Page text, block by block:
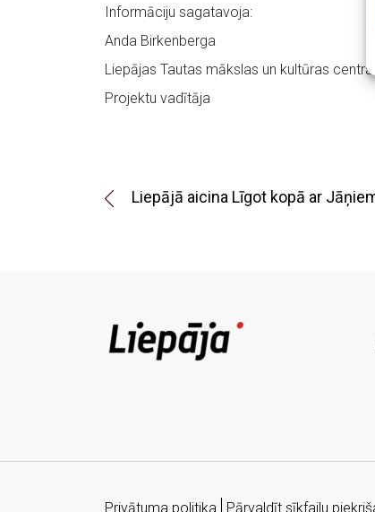
Informāciju sagatavoja:
Anda Birkenberga
Liepājas Tautas mākslas un kultūras centra
Projektu vadītāja
Liepājā aicina Līgot kopā ar
Privātuma politika Pārvaldīt sīkfailu